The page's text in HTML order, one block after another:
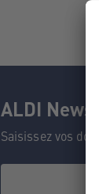
ALDI
Saisissez vos